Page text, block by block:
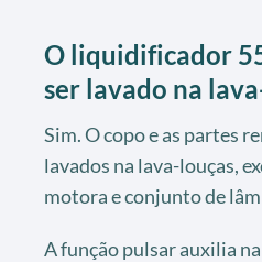
O liquidificador
ser lavado na
Sim. O copo e as partes
lavados na lava-louças,
motora e conjunto de
A função pulsar auxilia